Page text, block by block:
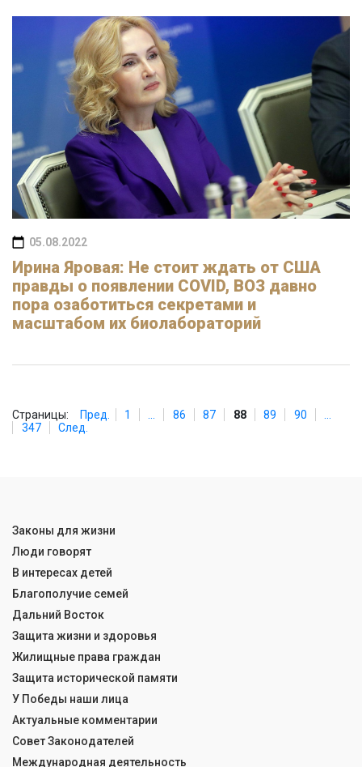
05.08.2022
Ирина Яровая: Не стоит ждать от США
правды о появлении COVID, ВОЗ давно
пора озаботиться секретами и
масштабом их биолабораторий
Страницы: Пред. 1 86 87 88 89 90
347
След.
Законы для жизни
Люди говорят
В интересах детей
Благополучие семей
Дальний Восток
Защита жизни и здоровья
Жилищные права граждан
Защита исторической памяти
У Победы наши лица
Актуальные комментарии
Совет Законодателей
Международная деятельность